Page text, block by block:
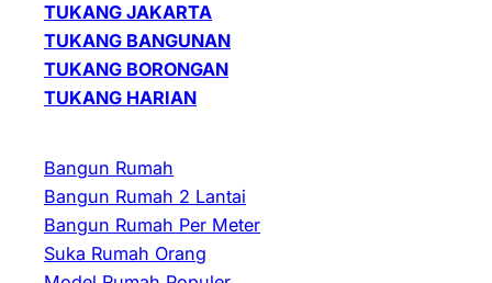
TUKANG JAKARTA
TUKANG BANGUNAN
TUKANG BORONGAN
TUKANG HARIAN
Bangun Rumah
Bangun Rumah 2 Lantai
Bangun Rumah Per Meter
Suka Rumah Orang